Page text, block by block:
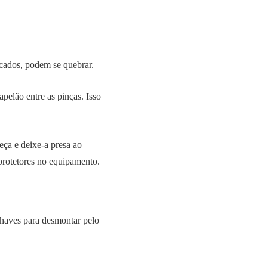
podem se quebrar.
entre as pinças. Isso
e deixe-a presa ao
no equipamento.
para desmontar pelo